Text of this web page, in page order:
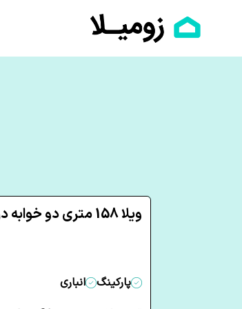
ویلا 158 متری دو خوابه در ولیعصر بهارستان
پارکینگ
انباری